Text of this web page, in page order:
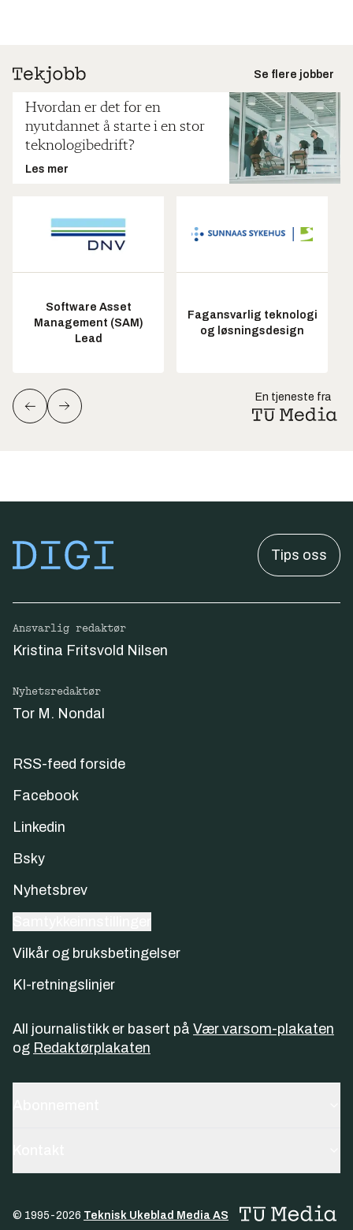
Se flere jobber
Hvordan er det for en
nyutdannet å starte i en stor
teknologibedrift?
Les mer
Software Asset
Management (SAM)
Lead
Fagansvarlig teknologi
og løsningsdesign
En tjeneste fra
Tips oss
Ansvarlig redaktør
Kristina Fritsvold Nilsen
Nyhetsredaktør
Tor M. Nondal
RSS-feed forside
Facebook
Linkedin
Bsky
Nyhetsbrev
Vilkår og bruksbetingelser
KI-retningslinjer
All journalistikk er basert på Vær varsom-plakaten
og Redaktørplakaten
© 1995-2026 Teknisk Ukeblad Media AS